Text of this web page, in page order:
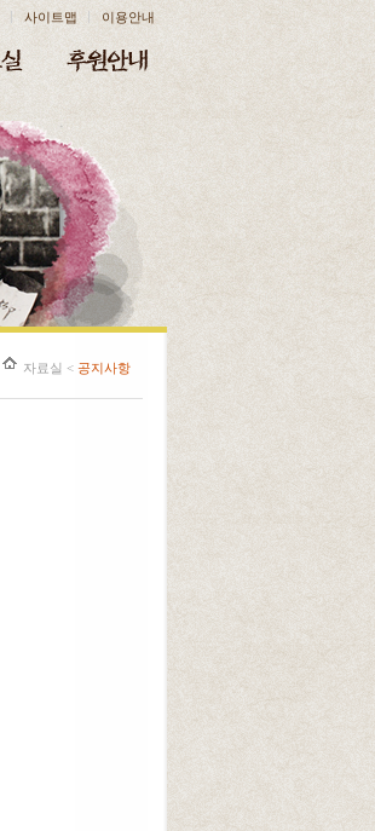
사이트맵 이용안내
자료실 < 공지사항